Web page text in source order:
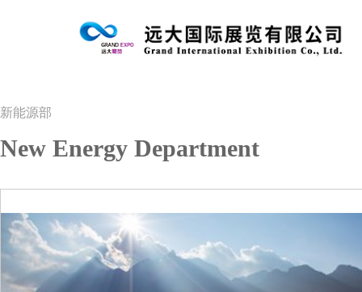
新能源部
New Energy Department